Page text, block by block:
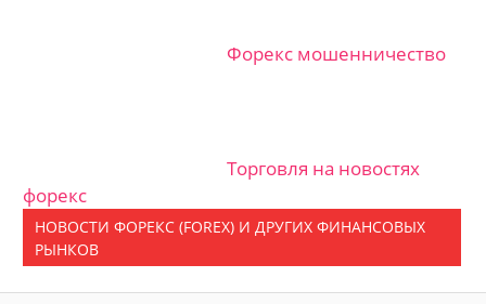
Форекс мошенничество
Торговля на новостях
форекс
НОВОСТИ ФОРЕКС (FOREX) И ДРУГИХ ФИНАНСОВЫХ
РЫНКОВ